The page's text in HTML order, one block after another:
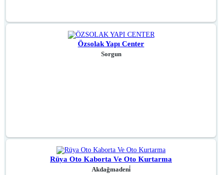
Özsolak Yapı Center
Sorgun
Rüya Oto Kaborta Ve Oto Kurtarma
Akdağmadeni̇